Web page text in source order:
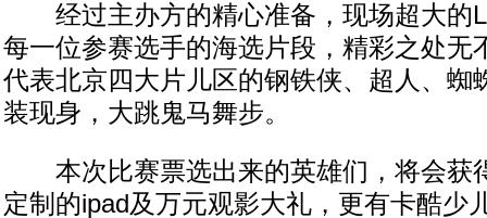
经过主办方的精心准备，现场超大的
每一位参赛选手的海选片段，精彩之处无
代表北京四大片儿区的钢铁侠、超人、蜘
装现身，大跳鬼马舞步。
本次比赛票选出来的英雄们，将会获
定制的ipad及万元观影大礼，更有卡酷少